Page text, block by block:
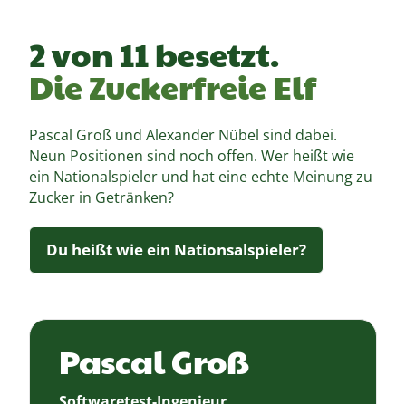
2 von 11 besetzt.
Die Zuckerfreie Elf
Pascal Groß und Alexander Nübel sind dabei.
Neun Positionen sind noch offen. Wer heißt wie
ein Nationalspieler und hat eine echte Meinung zu
Zucker in Getränken?
Du heißt wie ein Nationsalspieler?
Pascal Groß